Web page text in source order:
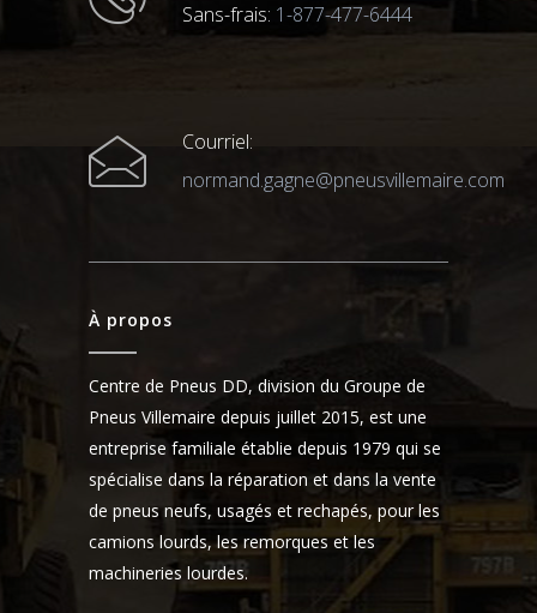
Sans-frais: 1-877-477-6444
Courriel:
normand.gagne@pneusvillemaire.com
À propos
Centre de Pneus DD, division du Groupe de
Pneus Villemaire depuis juillet 2015, est une
entreprise familiale établie depuis 1979 qui se
spécialise dans la réparation et dans la vente
de pneus neufs, usagés et rechapés, pour les
camions lourds, les remorques et les
machineries lourdes.